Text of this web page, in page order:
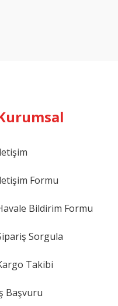
Formu
Bildirim Formu
Sorgula
Takibi
Başvuru